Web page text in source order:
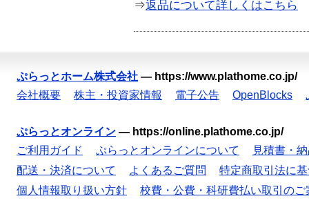
⇒返品について詳しくはこちら
ぷらっとホーム株式会社 — https://www.plathome.co.jp/
会社概要
株主・投資家情報 電子公告 OpenBlocks
ぷらっとオンライン — https://online.plathome.co.jp/
ご利用ガイド
ぷらっとオンラインについて
見積書・
配送・決済について
よくあるご質問
特定商取引法に
個人情報取り扱い方針
校費・公費・科研費払い取引のご